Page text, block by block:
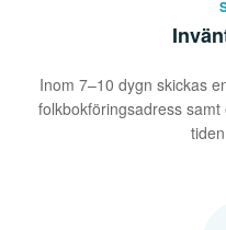
Inom 7–10 dygn skickas
folkbokföringsadress